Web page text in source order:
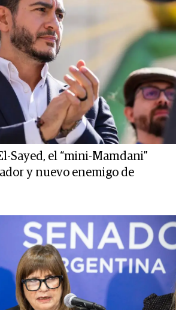
Sayed, el “mini-Mamdani”
y nuevo enemigo de